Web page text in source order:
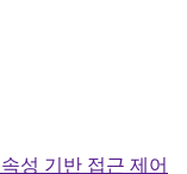
성 기반 접근 제어